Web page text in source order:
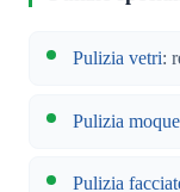
Pulizia vetri:
Pulizia
Pulizia